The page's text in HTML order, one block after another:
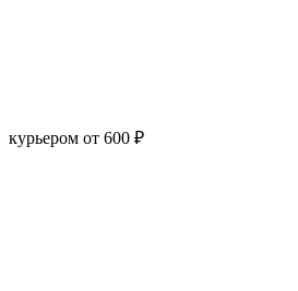
курьером от 600 ₽